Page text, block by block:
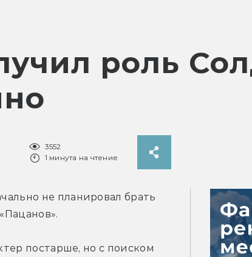
роль
3552
1 минута на чтение
не планировал брать
постарше, но с поиском